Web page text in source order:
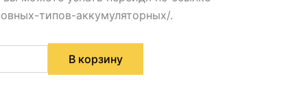
типов-аккумуляторных/.
В корзину